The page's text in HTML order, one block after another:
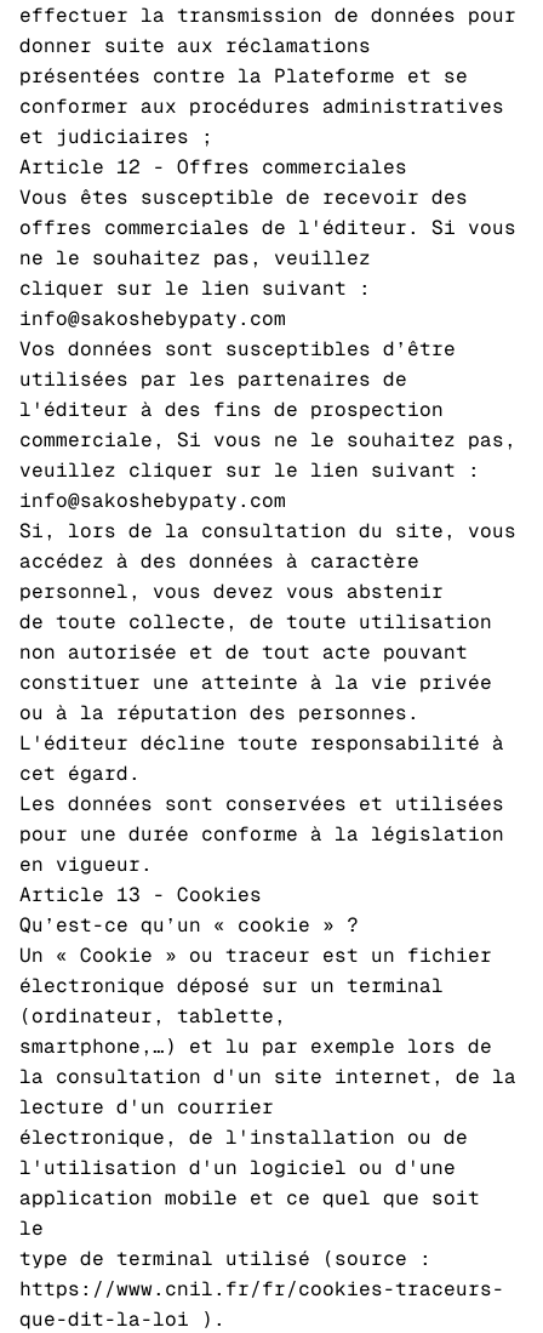
effectuer la transmission de données pour
donner suite aux réclamations
présentées contre la Plateforme et se
conformer aux procédures administratives
et judiciaires ;
Article 12 - Offres commerciales
Vous êtes susceptible de recevoir des
offres commerciales de l'éditeur. Si vous
ne le souhaitez pas, veuillez
cliquer sur le lien suivant :
info@sakoshebypaty.com
Vos données sont susceptibles d’être
utilisées par les partenaires de
l'éditeur à des fins de prospection
commerciale, Si vous ne le souhaitez pas,
veuillez cliquer sur le lien suivant :
info@sakoshebypaty.com
Si, lors de la consultation du site, vous
accédez à des données à caractère
personnel, vous devez vous abstenir
de toute collecte, de toute utilisation
non autorisée et de tout acte pouvant
constituer une atteinte à la vie privée
ou à la réputation des personnes.
L'éditeur décline toute responsabilité à
cet égard.
Les données sont conservées et utilisées
pour une durée conforme à la législation
en vigueur.
Article 13 - Cookies
Qu’est-ce qu’un « cookie » ?
Un « Cookie » ou traceur est un fichier
électronique déposé sur un terminal
(ordinateur, tablette,
smartphone,…) et lu par exemple lors de
la consultation d'un site internet, de la
lecture d'un courrier
électronique, de l'installation ou de
l'utilisation d'un logiciel ou d'une
application mobile et ce quel que soit
le
type de terminal utilisé (source :
https://www.cnil.fr/fr/cookies-traceurs-
que-dit-la-loi ).